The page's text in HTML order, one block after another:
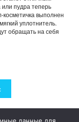
пудра теперь
косметичка выполнен
уплотнитель.
обращать на себя